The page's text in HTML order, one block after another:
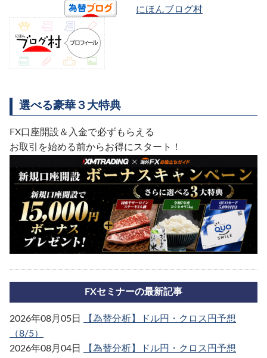
にほんブログ村
選べる豪華３大特典
FX口座開設＆入金で必ずもらえる
お取引を始める前からお得にスタート！
FXセミナーの最新記事
2026年08月05日
【為替分析】ドル円・クロス円予想
（8/5）
2026年08月04日
【為替分析】ドル円・クロス円予想